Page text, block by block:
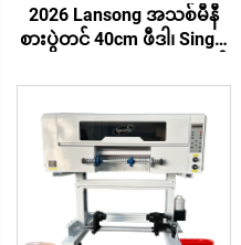
2026 Lansong အသစ်မီနီ
စားပွဲတင် 40cm ဖီဒါ၊ Single
လက်ဆောင်၊ စက္ကူအိတ်၊
ကော်ဖီခွက်၊ ဂျူးတိုင်းကတ်
စာရိုက်စက်